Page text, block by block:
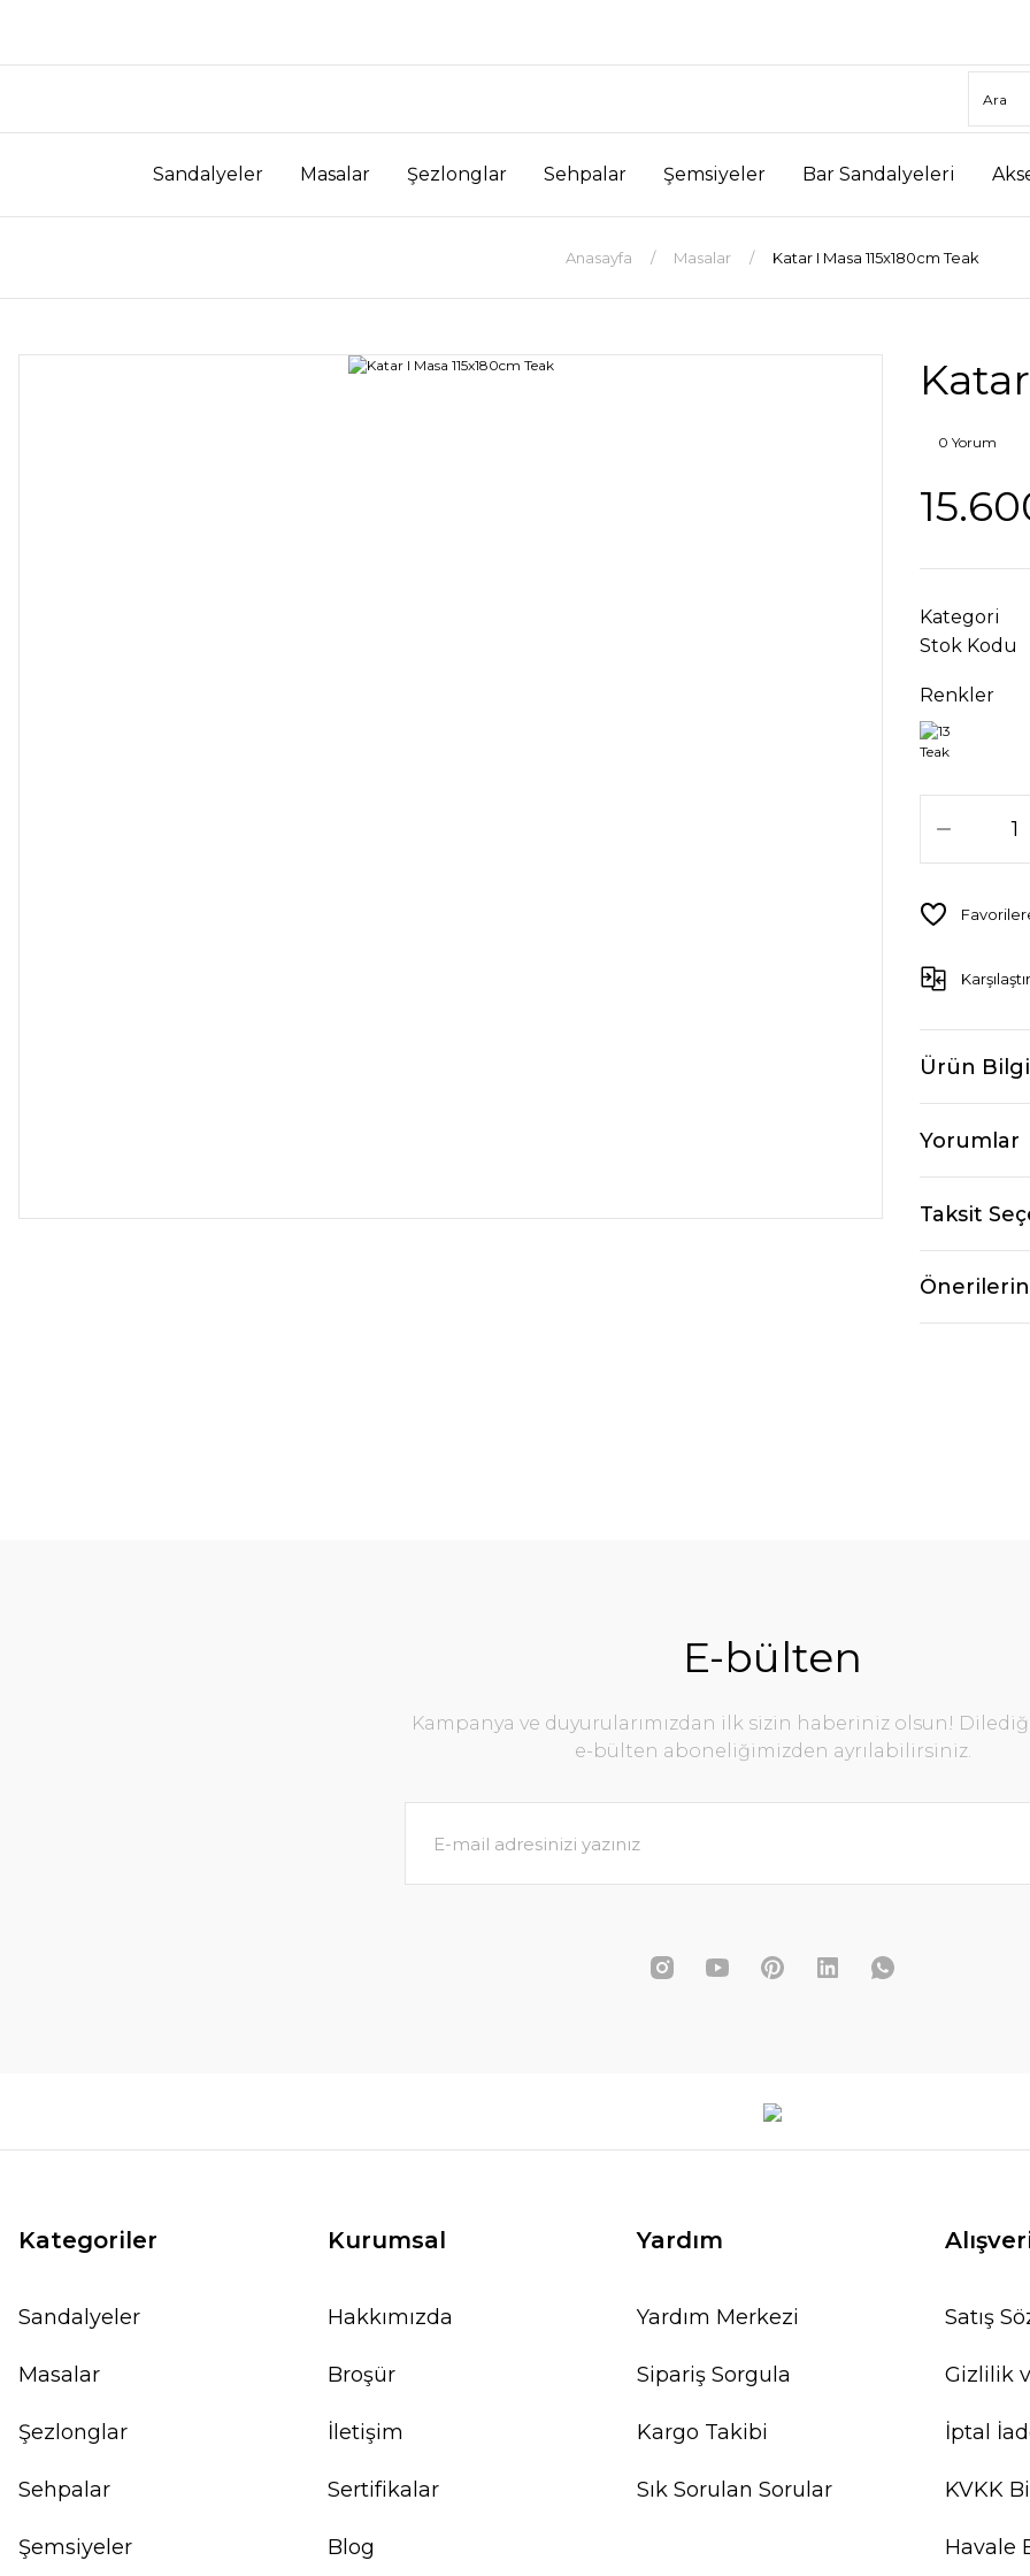
Sandalyeler Masalar Şezlonglar Sehpalar Şemsiyeler Bar Sandalyeleri
Anasayfa Masalar Katar I Masa 115x180cm Teak
0 Yorum
Kategori
Stok Kodu
Renkler
Karşılaştır
Ürün
Yorumlar
Taksit
E-bülten
Kampanya ve duyurularımızdan ilk sizin haberiniz olsun!
e-bülten aboneliğimizden ayrılabilirsiniz.
Kategoriler
Sandalyeler
Masalar
Şezlonglar
Sehpalar
Şemsiyeler
Kurumsal
Hakkımızda
Broşür
İletişim
Sertifikalar
Blog
Yardım
Yardım Merkezi
Sipariş Sorgula
Kargo Takibi
Sık Sorulan Sorular
Satış
Gizlilik
İptal
KVKK
Havale